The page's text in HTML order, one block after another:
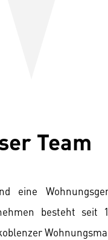
Team
eine
besteht